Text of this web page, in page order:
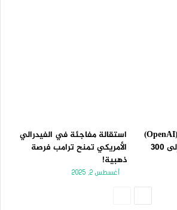
صحيفة: “أوبن إيه آي” (OpenAI)
تصل قيمتها السوقية إلى 300
استقالة مفاجئة في الفيدرالي
الأمريكي تمنح ترامب فرصة
ذهبية!
أغسطس 2, 2025